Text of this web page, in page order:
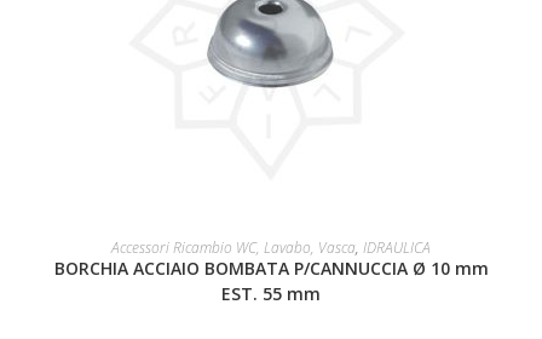
AGGIUNGI AL CARRELLO
Accessori Ricambio WC, Lavabo, Vasca, IDRAULICA
BORCHIA ACCIAIO BOMBATA P/CANNUCCIA Ø 10 mm
EST. 55 mm